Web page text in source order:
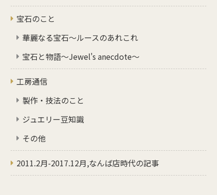
宝石のこと
華麗なる宝石～ルースのあれこれ
宝石と物語～Jewel's anecdote～
工房通信
製作・技法のこと
ジュエリー豆知識
その他
2011.2月-2017.12月,なんば店時代の記事